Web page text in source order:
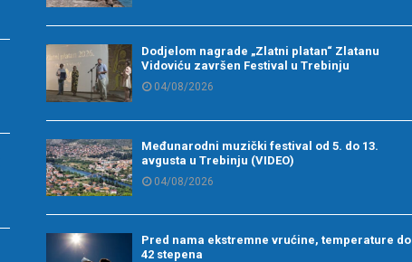
Dodjelom nagrade „Zlatni platan“ Zlatanu
Vidoviću završen Festival u Trebinju
04/08/2026
Međunarodni muzički festival od 5. do 13.
avgusta u Trebinju (VIDEO)
04/08/2026
Pred nama ekstremne vrućine, temperature do
42 stepena